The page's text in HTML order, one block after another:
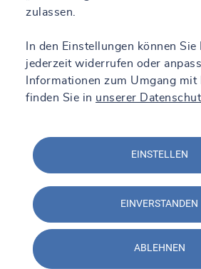
zulassen.
In den Einstellungen können Sie
jederzeit widerrufen oder
Informationen zum Umgang mit
finden Sie in unserer
EINSTELLEN
EINVERSTANDEN
ABLEHNEN